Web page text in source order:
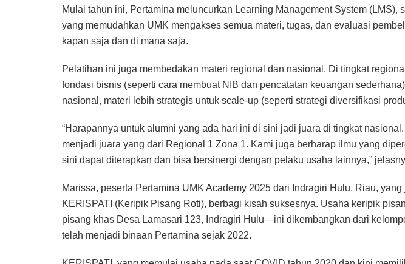
Mulai tahun ini, Pertamina meluncurkan Learning Management System (LMS),
yang memudahkan UMK mengakses semua materi, tugas, dan evaluasi
kapan saja dan di mana saja.
Pelatihan ini juga membedakan materi regional dan nasional. Di tingkat
fondasi bisnis (seperti cara membuat NIB dan pencatatan keuangan
nasional, materi lebih strategis untuk scale-up (seperti strategi diversifikasi
“Harapannya untuk alumni yang ada hari ini di sini jadi juara di tingkat
menjadi juara yang dari Regional 1 Zona 1. Kami juga berharap ilmu yang
sini dapat diterapkan dan bisa bersinergi dengan pelaku usaha lainnya,”
Marissa, peserta Pertamina UMK Academy 2025 dari Indragiri Hulu, Riau,
KERISPATI (Keripik Pisang Roti), berbagi kisah suksesnya. Usaha keripik
pisang khas Desa Lamasari 123, Indragiri Hulu—ini dikembangkan dari
telah menjadi binaan Pertamina sejak 2022.